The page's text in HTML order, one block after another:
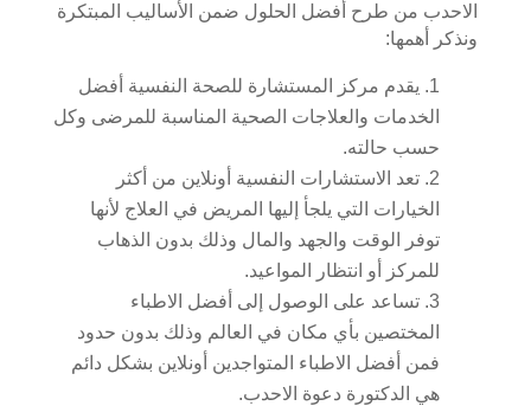
الاحدب من طرح أفضل الحلول ضمن الأساليب المبتكرة
ونذكر أهمها:
يقدم مركز المستشارة للصحة النفسية أفضل
الخدمات والعلاجات الصحية المناسبة للمرضى وكل
حسب حالته.
تعد الاستشارات النفسية أونلاين من أكثر
الخيارات التي يلجأ إليها المريض في العلاج لأنها
توفر الوقت والجهد والمال وذلك بدون الذهاب
للمركز أو انتظار المواعيد.
تساعد على الوصول إلى أفضل الاطباء
المختصين بأي مكان في العالم وذلك بدون حدود
فمن أفضل الاطباء المتواجدين أونلاين بشكل دائم
هي الدكتورة دعوة الاحدب.